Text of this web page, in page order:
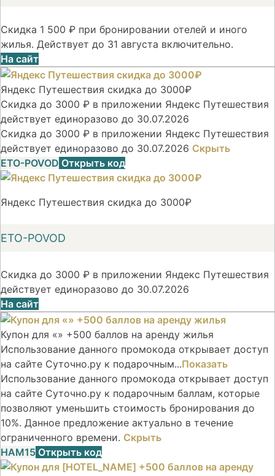
Скидка 1 500 ₽ при бронировании отелей и иного
жилья. Действует до 31 августа включительно.
На сайт
Яндекс Путешествия скидка до 3000₽
Скидка до 3000 ₽ в приложении Яндекс Путешествия
действует единоразово до 30.07.2026
Скидка до 3000 ₽ в приложении Яндекс Путешествия
действует единоразово до 30.07.2026 Скрыть
ETO-POVOD Открыть код
Яндекс Путешествия скидка до 3000₽
ETO-POVOD
Скидка до 3000 ₽ в приложении Яндекс Путешествия
действует единоразово до 30.07.2026
На сайт
Купон для «» +500 баллов на аренду жилья
Использование данного промокода открывает доступ
на сайте Суточно.ру к подарочным...Показать
Использование данного промокода открывает доступ
на сайте Суточно.ру к подарочным баллам, которые
позволяют уменьшить стоимость бронирования до
10%. Данное предложение актуально в течение
ограниченного времени. Скрыть
НАМ15 Открыть код